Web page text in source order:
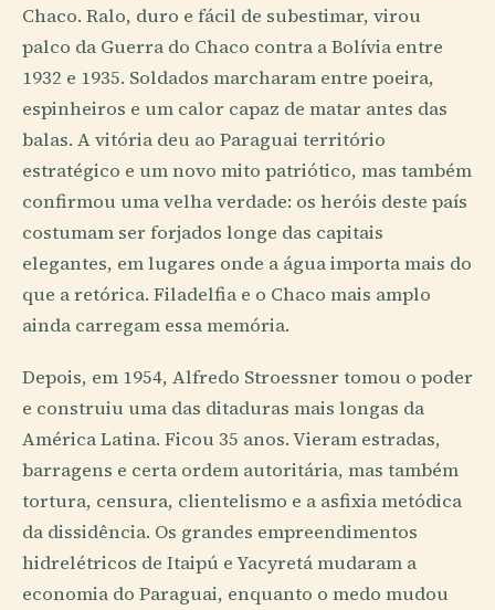
Chaco. Ralo, duro e fácil de subestimar, virou
palco da Guerra do Chaco contra a Bolívia entre
1932 e 1935. Soldados marcharam entre poeira,
espinheiros e um calor capaz de matar antes das
balas. A vitória deu ao Paraguai território
estratégico e um novo mito patriótico, mas também
confirmou uma velha verdade: os heróis deste país
costumam ser forjados longe das capitais
elegantes, em lugares onde a água importa mais do
que a retórica. Filadelfia e o Chaco mais amplo
ainda carregam essa memória.
Depois, em 1954, Alfredo Stroessner tomou o poder
e construiu uma das ditaduras mais longas da
América Latina. Ficou 35 anos. Vieram estradas,
barragens e certa ordem autoritária, mas também
tortura, censura, clientelismo e a asfixia metódica
da dissidência. Os grandes empreendimentos
hidrelétricos de Itaipú e Yacyretá mudaram a
economia do Paraguai, enquanto o medo mudou